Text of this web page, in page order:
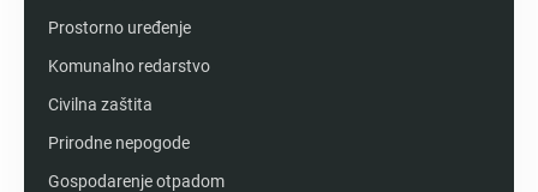
Prostorno uređenje
Komunalno redarstvo
Civilna zaštita
Prirodne nepogode
Gospodarenje otpadom